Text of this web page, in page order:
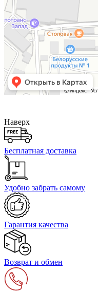
Наверх
Бесплатная доставка
Удобно забрать самому
Гарантия качества
Возврат и обмен